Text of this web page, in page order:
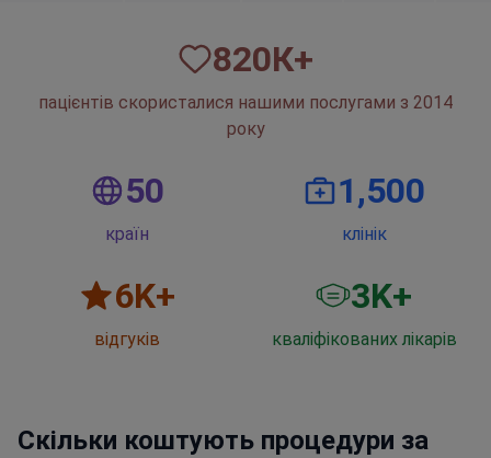
820К+
пацієнтів скористалися нашими послугами з 2014
року
50
країн
1,500
клінік
6K+
відгуків
3K+
кваліфікованих лікарів
Скільки коштують процедури за